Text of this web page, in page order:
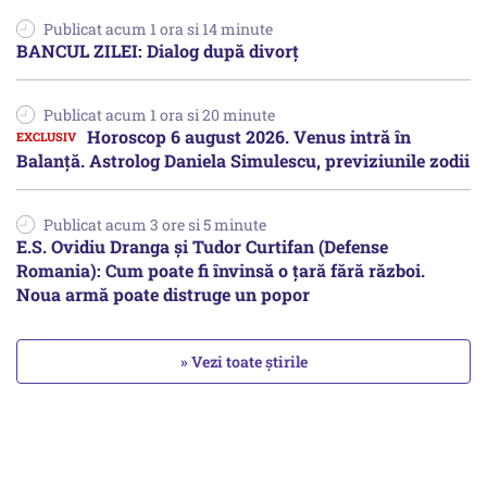
Publicat acum 1 ora si 14 minute
BANCUL ZILEI: Dialog după divorț
Publicat acum 1 ora si 20 minute
Horoscop 6 august 2026. Venus intră în
Balanță. Astrolog Daniela Simulescu, previziunile zodii
Publicat acum 3 ore si 5 minute
E.S. Ovidiu Dranga și Tudor Curtifan (Defense
Romania): Cum poate fi învinsă o țară fără război.
Noua armă poate distruge un popor
» Vezi toate știrile